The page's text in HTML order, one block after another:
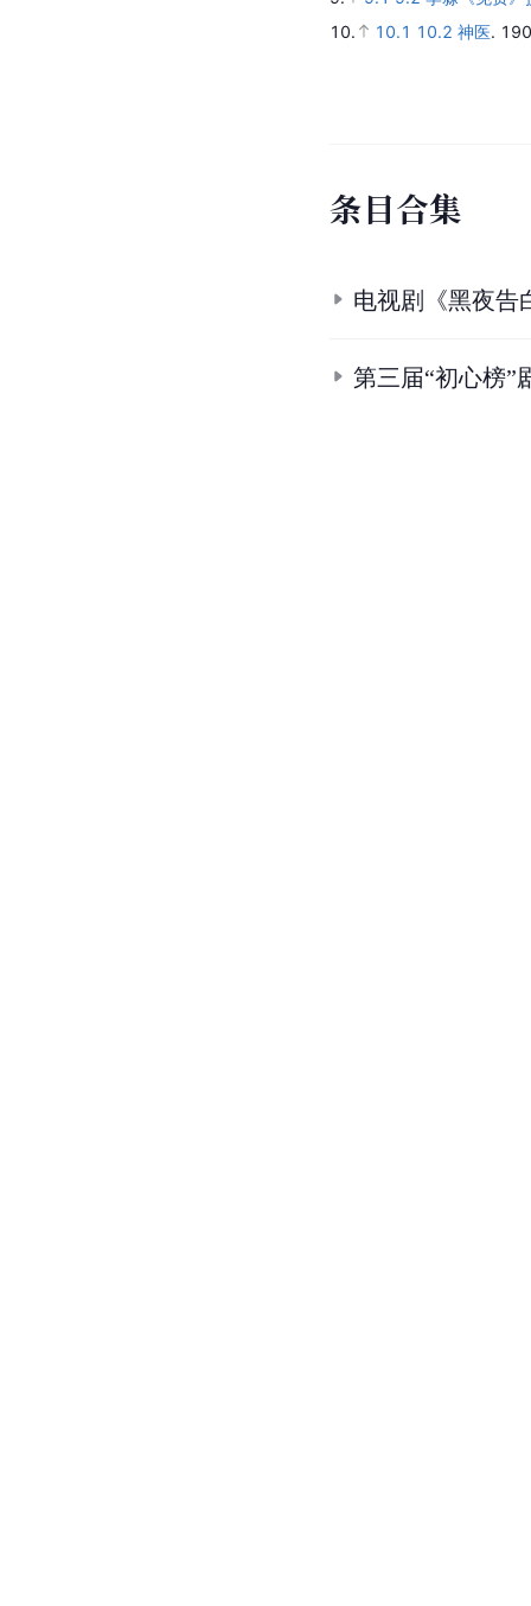
10.
10.1 10.2 神医.
条目合集
电视剧《黑夜告
第三届“初心榜